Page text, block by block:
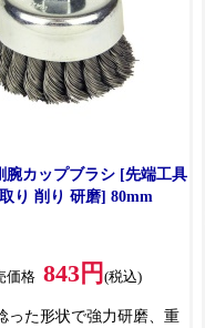
腕カップブラシ [先端工具
り 削り 研磨] 80mm
価格 843円 (税込)
った形状で強力研磨、重